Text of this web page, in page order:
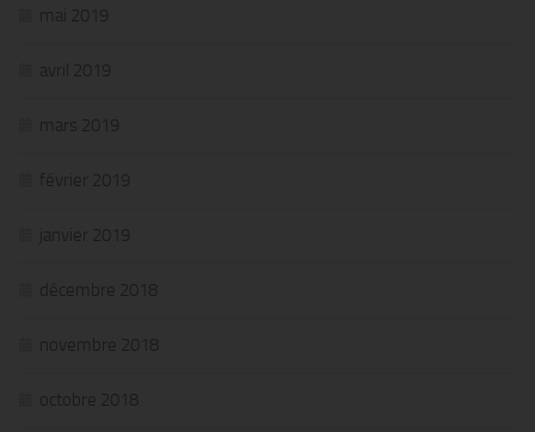
mai 2019
avril 2019
mars 2019
février 2019
janvier 2019
décembre 2018
novembre 2018
octobre 2018